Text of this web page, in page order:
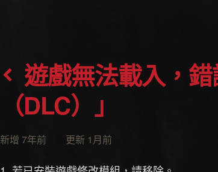
遊戲無法載入，錯誤顯示為「缺少追加內容
（DLC）」
新增 7年前 更新 1月前